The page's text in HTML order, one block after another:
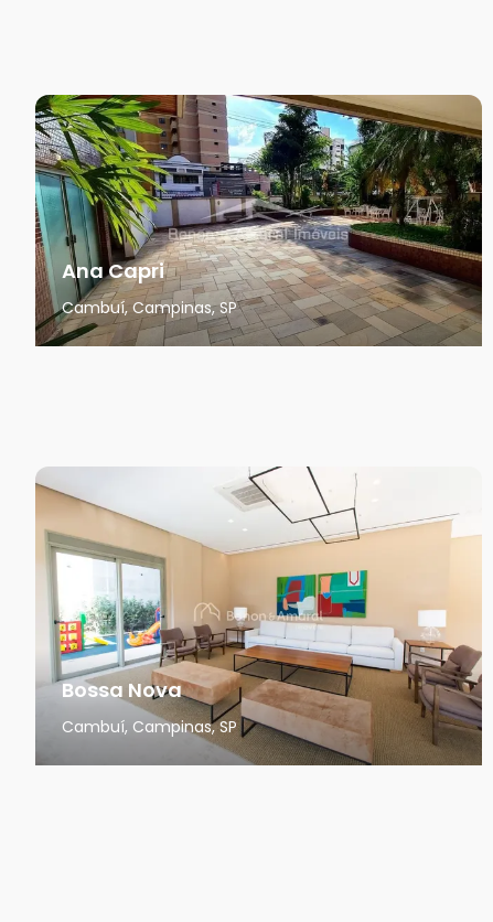
Ana Capri
Cambuí, Campinas, SP
Bossa Nova
Cambuí, Campinas, SP